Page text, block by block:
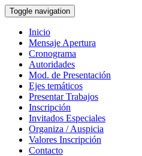
Toggle navigation
Inicio
Mensaje Apertura
Cronograma
Autoridades
Mod. de Presentación
Ejes temáticos
Presentar Trabajos
Inscripción
Invitados Especiales
Organiza / Auspicia
Valores Inscripción
Contacto